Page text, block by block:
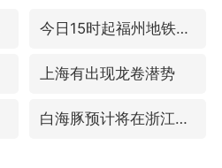
今日15时起福州地铁高架区段停运
上海有出现龙卷潜势
白海豚预计将在浙江苍南到三门一带登陆